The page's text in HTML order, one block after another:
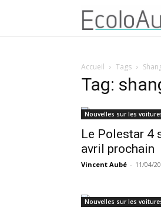
Accueil Tags
Tag:
Nouvelles sur les
Le Polestar 4
avril prochain
Vincent Aubé - 11/04/
Nouvelles sur les